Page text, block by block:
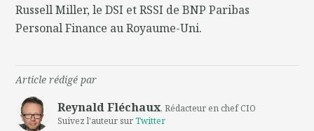
Russell Miller, le DSI et RSSI de BNP Paribas
Personal Finance au Royaume-Uni.
Article rédigé par
Reynald Fléchaux, Rédacteur en chef CIO
Suivez l'auteur surTwitter